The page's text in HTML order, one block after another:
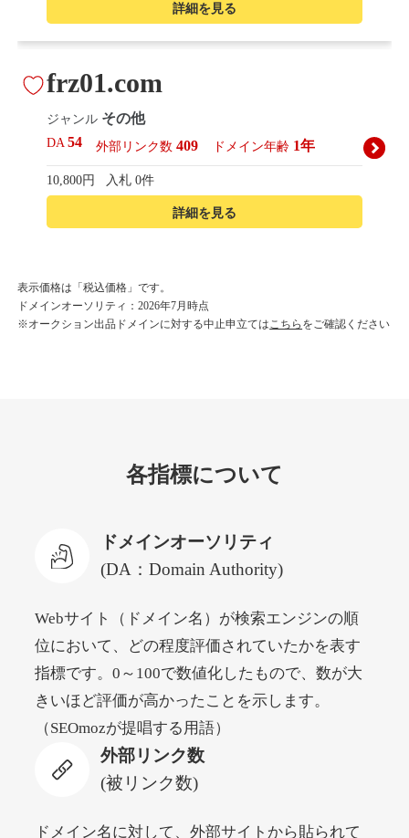
詳細を見る
詳細を見る
frz01.com
ジャンル その他
DA54 外部リンク数 409 ドメイン年齢 1年
10,800円 入札 0件
korean-beautyshop.com
ジャンルその他
詳細を見る
newyorktodaylive.com
DA53 外部リンク数 430 ドメイン年齢
詳細を見る
dog-life-jacket.com
ジャンルその他
外部リンク数393
入札 0件
表示価格は「税込価格」です。
ドメインオーソリティ：2026年7月時点
※オークション出品ドメインに対する中止申立てはこちら をご確認ください
各指標について
ドメインオーソリティ
(DA：Domain Authority)
Webサイト（ドメイン名）が検索エンジンの順
位において、どの程度評価されていたかを表す
指標です。0～100で数値化したもので、数が大
きいほど評価が高かったことを示します。
（SEOmozが提唱する用語）
外部リンク数
(被リンク数)
ドメイン名に対して、外部サイトから貼られて